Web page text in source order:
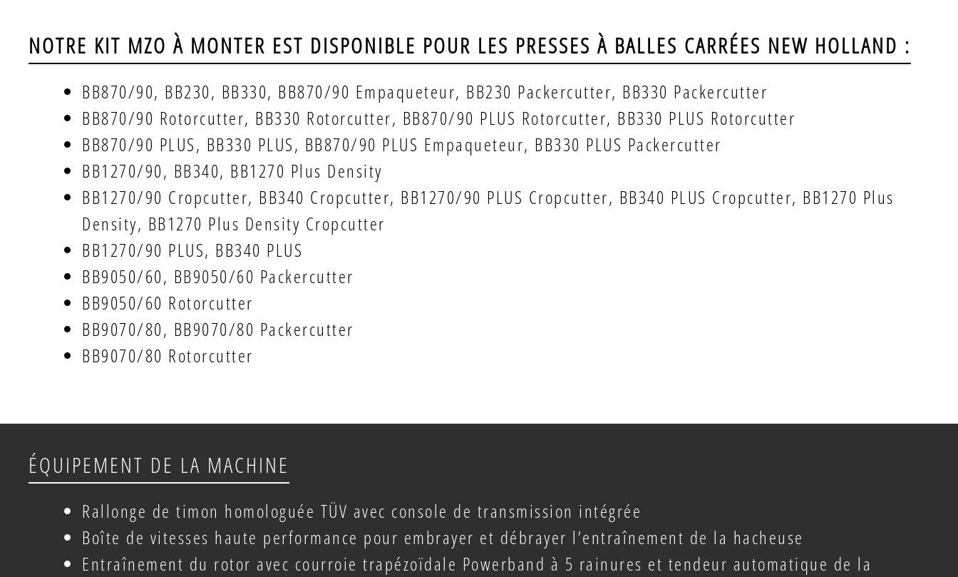
NOTRE KIT MZO À MONTER EST DISPONIBLE POUR LES PRESSES À BALLES CARRÉES NEW HOLLAND :
BB870/90, BB230, BB330, BB870/90 Empaqueteur, BB230 Packercutter, BB330 Packercutter
BB870/90 Rotorcutter, BB330 Rotorcutter, BB870/90 PLUS Rotorcutter, BB330 PLUS Rotorcutter
BB870/90 PLUS, BB330 PLUS, BB870/90 PLUS Empaqueteur, BB330 PLUS Packercutter
BB1270/90, BB340, BB1270 Plus Density
BB1270/90 Cropcutter, BB340 Cropcutter, BB1270/90 PLUS Cropcutter, BB340 PLUS Cropcutter, BB1270 Plus
Density, BB1270 Plus Density Cropcutter
BB1270/90 PLUS, BB340 PLUS
BB9050/60, BB9050/60 Packercutter
BB9050/60 Rotorcutter
BB9070/80, BB9070/80 Packercutter
BB9070/80 Rotorcutter
ÉQUIPEMENT DE LA MACHINE
Rallonge de timon homologuée TÜV avec console de transmission intégrée
Boîte de vitesses haute performance pour embrayer et débrayer l’entraînement de la hacheuse
Entraînement du rotor avec courroie trapézoïdale Powerband à 5 rainures et tendeur automatique de la